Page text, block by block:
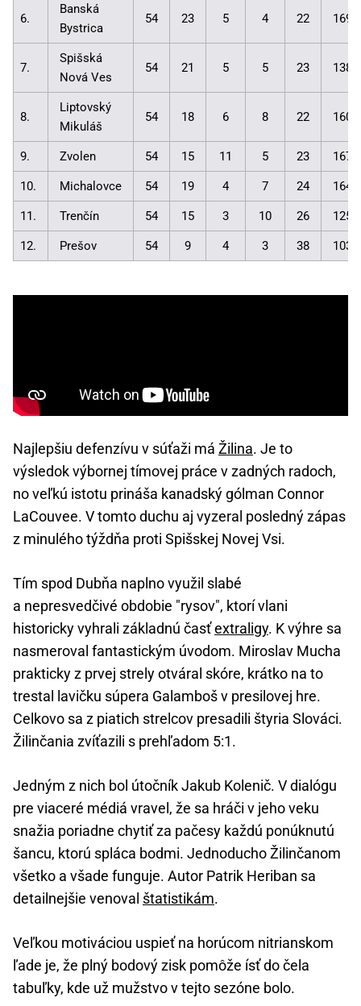
6.
Banská
Bystrica
54 23 5 4 22
7.
Spišská
Nová Ves
54 21 5 5 23
8.
Liptovský
Mikuláš
54 18 6 8 22
9. Zvolen 54 15 11 5 23
10. Michalovce 54 19 4 7 24
11. Trenčín 54 15 3 10 26
12. Prešov 54 9 4 3 38
Najlepšiu defenzívu v súťaži má Žilina. Je to
výsledok výbornej tímovej práce v zadných radoch,
no veľkú istotu prináša kanadský gólman Connor
LaCouvee. V tomto duchu aj vyzeral posledný zápas
z minulého týždňa proti Spišskej Novej Vsi.
Tím spod Dubňa naplno využil slabé
a nepresvedčivé obdobie "rysov", ktorí vlani
historicky vyhrali základnú časťextraligy. K výhre sa
nasmeroval fantastickým úvodom. Miroslav Mucha
prakticky z prvej strely otváral skóre, krátko na to
trestal lavičku súpera Galamboš v presilovej hre.
Celkovo sa z piatich strelcov presadili štyria Slováci.
Žilinčania zvíťazili s prehľadom 5:1.
Jedným z nich bol útočník Jakub Kolenič. V dialógu
pre viaceré médiá vravel, že sa hráči v jeho veku
snažia poriadne chytiť za pačesy každú ponúknutú
šancu, ktorú spláca bodmi. Jednoducho Žilinčanom
všetko a všade funguje. Autor Patrik Heriban sa
detailnejšie venoval štatistikám.
Veľkou motiváciou uspieť na horúcom nitrianskom
ľade je, že plný bodový zisk pomôže ísť do čela
tabuľky, kde už mužstvo v tejto sezóne bolo.